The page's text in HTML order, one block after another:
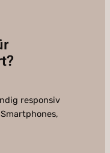
responsiv